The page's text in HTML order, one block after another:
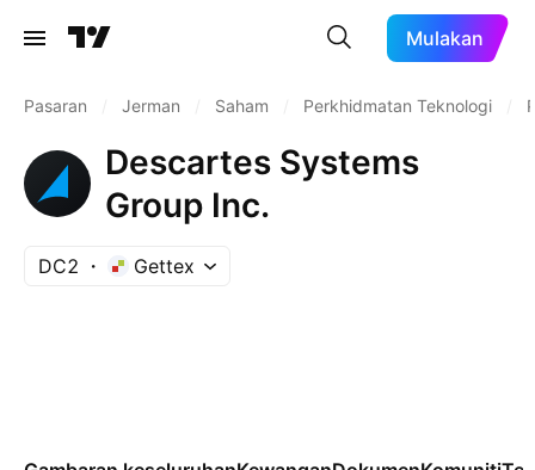
Mulakan
Pasaran Jerman Saham Perkhidmatan Teknologi
Descartes Systems
Group Inc.
DC2 Gettex